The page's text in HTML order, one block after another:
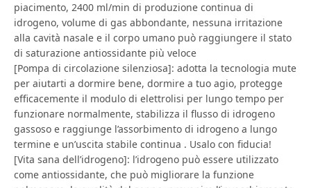
piacimento, 2400 ml/min di produzione continua di
idrogeno, volume di gas abbondante, nessuna irritazione
alla cavità nasale e il corpo umano può raggiungere il stato
di saturazione antiossidante più veloce
[Pompa di circolazione silenziosa]: adotta la tecnologia mute
per aiutarti a dormire bene, dormire a tuo agio, protegge
efficacemente il modulo di elettrolisi per lungo tempo per
funzionare normalmente, stabilizza il flusso di idrogeno
gassoso e raggiunge l’assorbimento di idrogeno a lungo
termine e un’uscita stabile continua . Usalo con fiducia!
[Vita sana dell’idrogeno]: l’idrogeno può essere utilizzato
come antiossidante, che può migliorare la funzione